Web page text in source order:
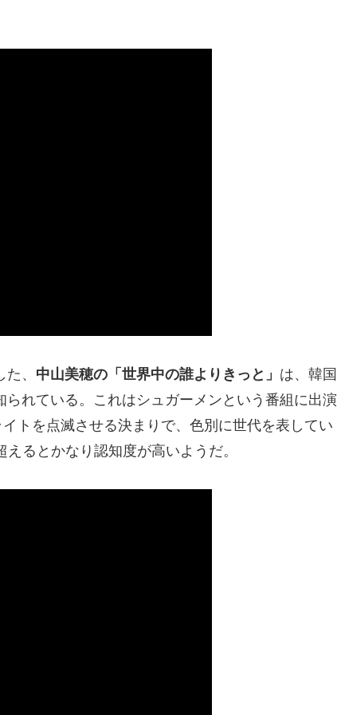
、 中山美穂の「世界中の誰よりきっと」 は、韓国
れている。これはシュガーメンという番組に出演
トを点滅させる決まりで、色別に世代を表してい
るとかなり認知度が高いようだ。